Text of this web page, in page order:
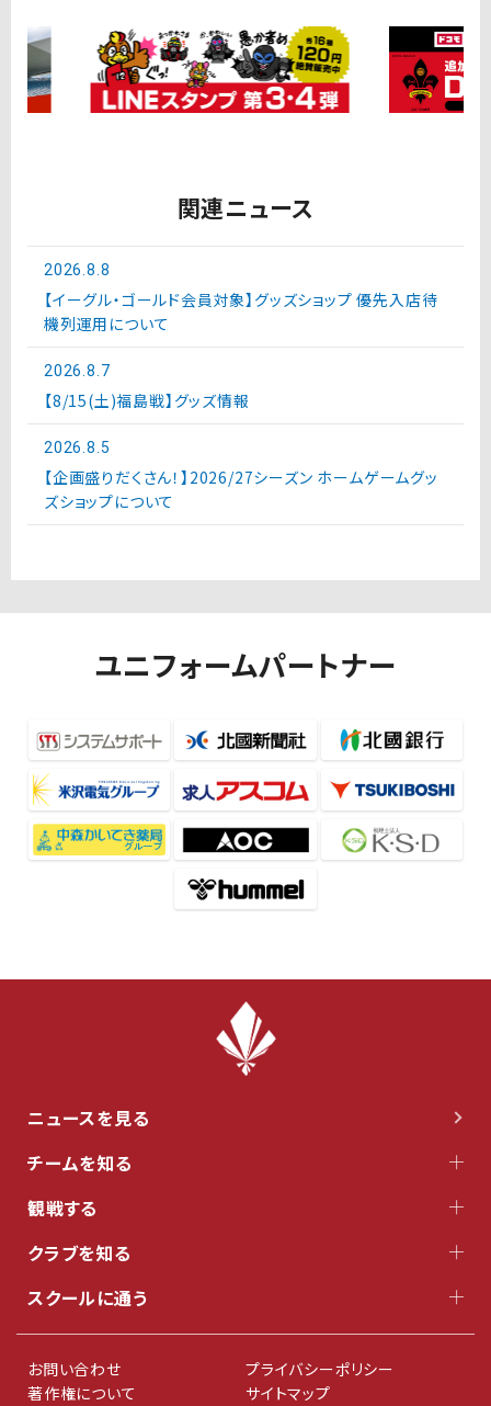
関連ニュース
2026.8.8
【イーグル・ゴールド会員対象】グッズショップ 優先入店待
機列運用について
2026.8.7
【8/15(土)福島戦】グッズ情報
2026.8.5
【企画盛りだくさん！】2026/27シーズン ホームゲームグッ
ズショップについて
ユニフォームパートナー
ニュースを見る
チームを知る
観戦する
クラブを知る
スクールに通う
お問い合わせ
プライバシーポリシー
著作権について
サイトマップ